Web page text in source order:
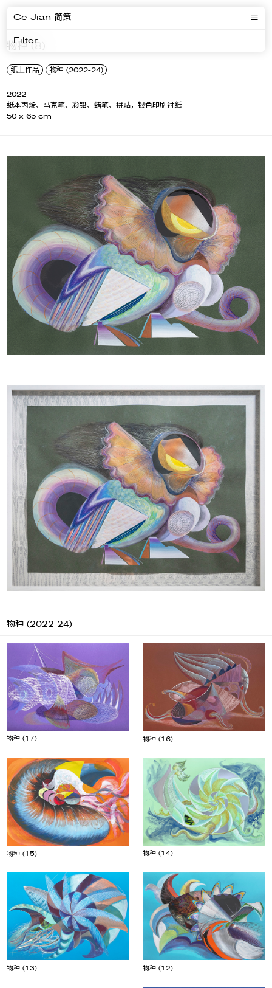
Ce Jian 简策
Filter
物种 (8)
物种 (2022-24)
纸上作品
2022
纸本丙烯、马克笔、彩铅、蜡笔、拼贴，银色印刷衬纸
50 x 65 cm
物种 (2022-24)
物种 (17) 物种 (16)
物种 (15) 物种 (14)
物种 (13) 物种 (12)